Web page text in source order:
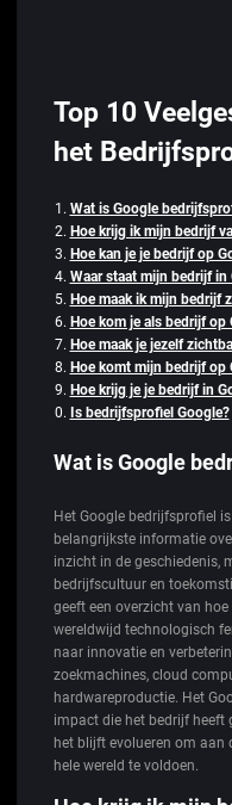
Top 10
het
Wat is Google
Hoe krijg ik mijn bedrijf
Hoe kan je je bedrijf op
Waar staat mijn bedrijf in
Hoe maak ik mijn bedrijf
Hoe kom je als bedrijf op
Hoe maak je jezelf
Hoe komt mijn bedrijf op
Hoe krijg je je bedrijf in
Is bedrijfsprofiel Google?
Wat is Google
Het Google bedrijfsprofiel
belangrijkste informatie
inzicht in de geschiedenis,
bedrijfscultuur en
geeft een overzicht van
wereldwijd technologisch
naar innovatie en
zoekmachines, cloud
hardwareproductie. Het
impact die het bedrijf heeft
het blijft evolueren om aan
hele wereld te voldoen.